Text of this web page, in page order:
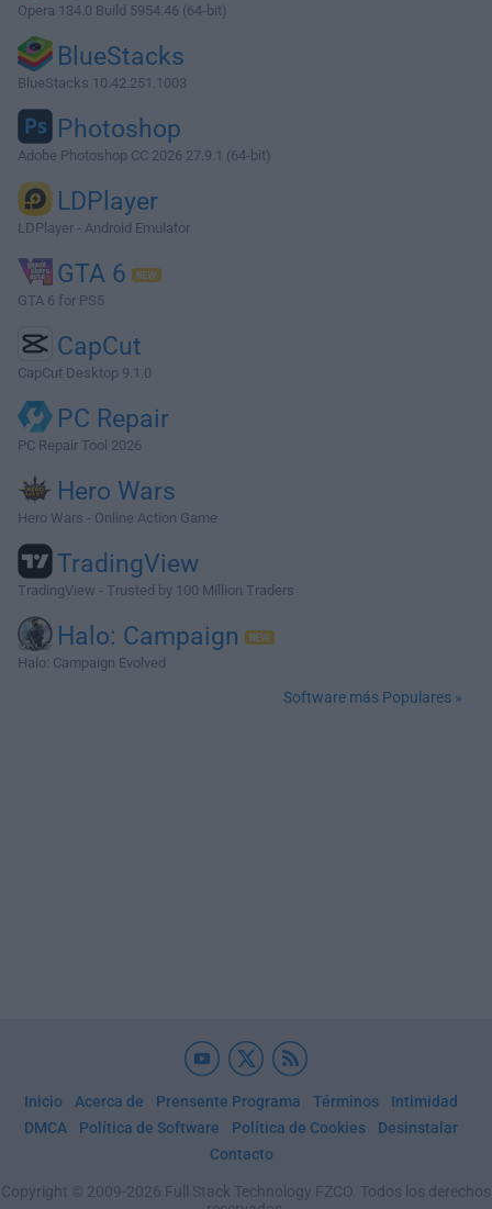
Opera 134.0 Build 5954.46 (64-bit)
BlueStacks
BlueStacks 10.42.251.1003
Photoshop
Adobe Photoshop CC 2026 27.9.1 (64-bit)
LDPlayer
LDPlayer - Android Emulator
GTA 6
GTA 6 for PS5
CapCut
CapCut Desktop 9.1.0
PC Repair
PC Repair Tool 2026
Hero Wars
Hero Wars - Online Action Game
TradingView
TradingView - Trusted by 100 Million Traders
Halo: Campaign
Halo: Campaign Evolved
Software más Populares »
Inicio Acerca de Prensente Programa Términos
Intimidad
DMCA
Política de Software Política de Cookies
Desinstalar
Contacto
Copyright © 2009-2026 Full Stack Technology FZCO. Todos los derechos